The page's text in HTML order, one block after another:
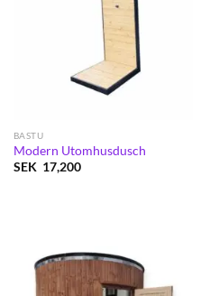
BASTU
Modern Utomhusdusch
SEK 17,200